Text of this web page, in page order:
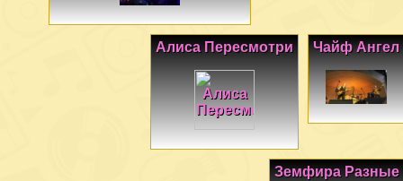
Чайф Ангел
Алиса Пересмотри
Земфира Разные